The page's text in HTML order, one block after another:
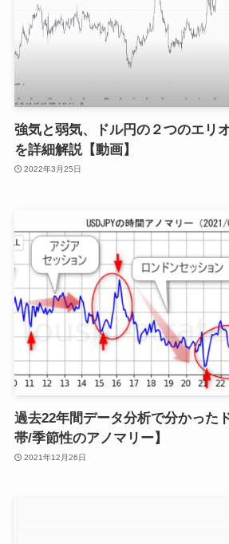
強気と弱気、ドル円の２つのエリ
を詳細解説【動画】
2022年3月25日
過去22年間データ分析で分かった
帯/季節性のアノマリー】
2021年12月26日